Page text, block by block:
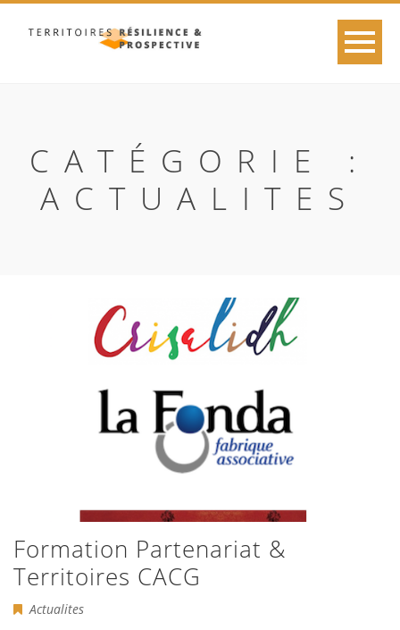
CATÉGORIE :
ACTUALITES
Formation Partenariat &
Territoires CACG
Actualites